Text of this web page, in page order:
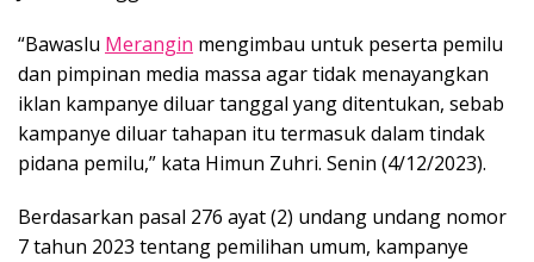
“Bawaslu Merangin mengimbau untuk peserta pemilu
dan pimpinan media massa agar tidak menayangkan
iklan kampanye diluar tanggal yang ditentukan, sebab
kampanye diluar tahapan itu termasuk dalam tindak
pidana pemilu,” kata Himun Zuhri. Senin (4/12/2023).
Berdasarkan pasal 276 ayat (2) undang undang nomor
7 tahun 2023 tentang pemilihan umum, kampanye